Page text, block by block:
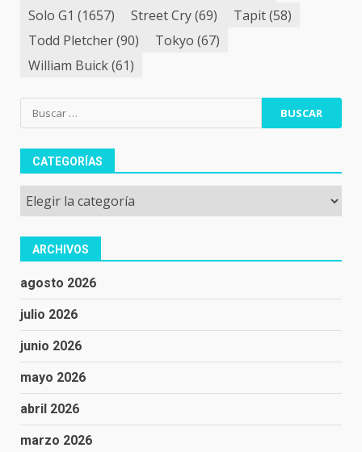
Solo G1 (1657) Street Cry(69) Tapit(58)
Todd Pletcher(90) Tokyo (67)
William Buick(61)
Buscar:
CATEGORÍAS
Categorías
ARCHIVOS
agosto 2026
julio 2026
junio 2026
mayo 2026
abril 2026
marzo 2026